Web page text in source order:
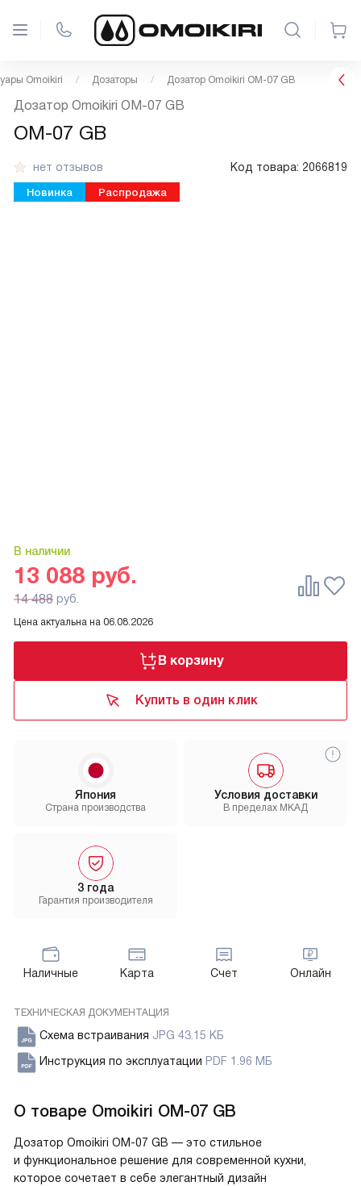
Omoikiri Дозаторы Дозатор Omoikiri OM-07 GB
нет отзывов Код товара: 2066819
В наличии
Новинка Распродажа
Дозатор Omoikiri OM-07 GB
OM-07 GB
Цена актуальна на 06.08.2026
13 088 руб.
14 488 руб.
В корзину
Купить в один клик
Условия доставки
В пределах МКАД
3 года
Гарантия производителя
Япония
Страна производства
Наличные Карта Счет Онлайн
ТЕХНИЧЕСКАЯ ДОКУМЕНТАЦИЯ
Схема встраивания JPG 43.15 КБ
Инструкция по эксплуатации PDF 1.96 МБ
О товаре Omoikiri OM-07 GB
Дозатор Omoikiri OM-07 GB — это стильное
и функциональное решение для современной кухни,
которое сочетает в себе элегантный дизайн